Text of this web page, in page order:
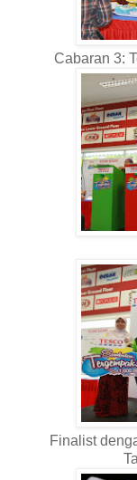
Cabaran 3:
Finalist